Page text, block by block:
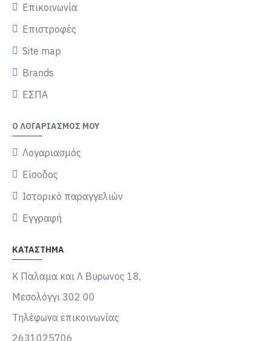
Επικοινωνία
Επιστροφές
Site map
Brands
ΕΣΠΑ
Ο ΛΟΓΑΡΙΑΣΜΌΣ ΜΟΥ
Λογαριασμός
Είσοδος
Ιστορικό παραγγελιών
Εγγραφή
ΚΑΤΑΣΤΗΜΑ
Κ Παλαμα και Λ Βυρωνος 18,
Μεσολόγγι 302 00
Τηλέφωνα επικοινωνίας
2631025706